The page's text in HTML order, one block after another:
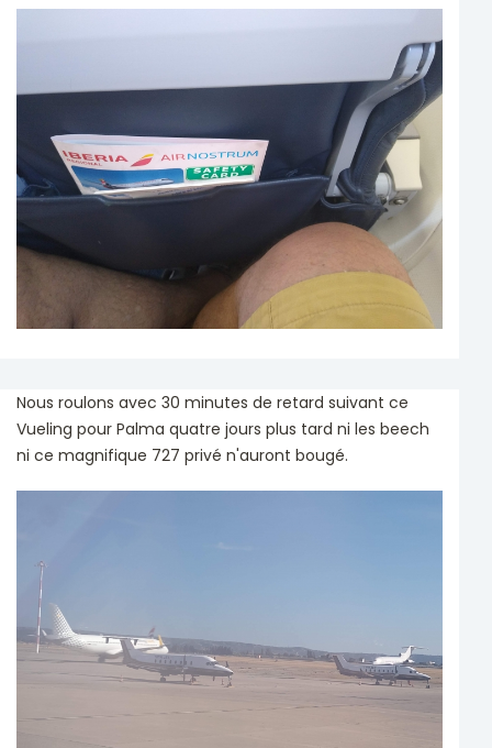
Nous roulons avec 30 minutes de retard suivant ce
Vueling pour Palma quatre jours plus tard ni les beech
ni ce magnifique 727 privé n'auront bougé.